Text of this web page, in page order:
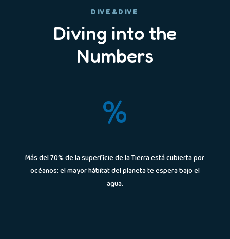
DIVE&DIVE
Diving into the
Numbers
%
Más del 70% de la superficie de la Tierra está cubierta por
océanos: el mayor hábitat del planeta te espera bajo el
agua.